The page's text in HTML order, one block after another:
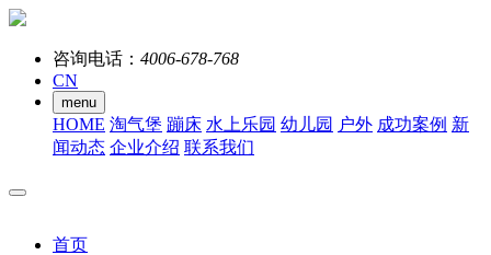
咨询电话： 4006-678-768
CN
menu
HOME 淘气堡 蹦床 水上乐园 幼儿园 户外 成功案例 新
闻动态 企业介绍 联系我们
首页